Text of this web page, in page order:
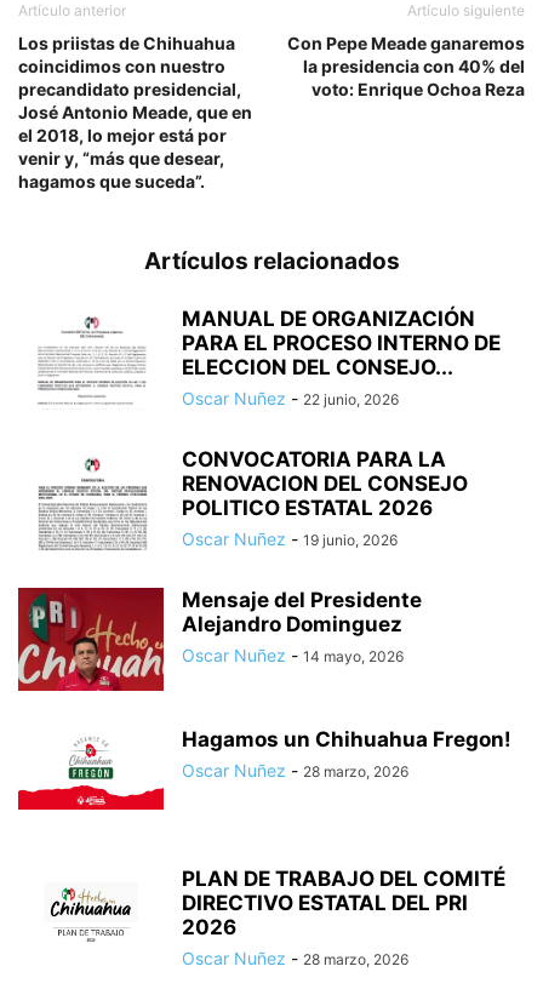
Artículo anterior
Los priistas de Chihuahua
coincidimos con nuestro
precandidato presidencial,
José Antonio Meade, que en
el 2018, lo mejor está por
venir y, “más que desear,
hagamos que suceda”.
Artículo siguiente
Con Pepe Meade ganaremos
la presidencia con 40% del
voto: Enrique Ochoa Reza
Artículos relacionados
MANUAL DE ORGANIZACIÓN
PARA EL PROCESO INTERNO DE
ELECCION DEL CONSEJO...
Oscar Nuñez - 22 junio, 2026
CONVOCATORIA PARA LA
RENOVACION DEL CONSEJO
POLITICO ESTATAL 2026
Oscar Nuñez - 19 junio, 2026
Mensaje del Presidente
Alejandro Dominguez
Oscar Nuñez - 14 mayo, 2026
Hagamos un Chihuahua Fregon!
Oscar Nuñez - 28 marzo, 2026
PLAN DE TRABAJO DEL COMITÉ
DIRECTIVO ESTATAL DEL PRI
2026
Oscar Nuñez - 28 marzo, 2026